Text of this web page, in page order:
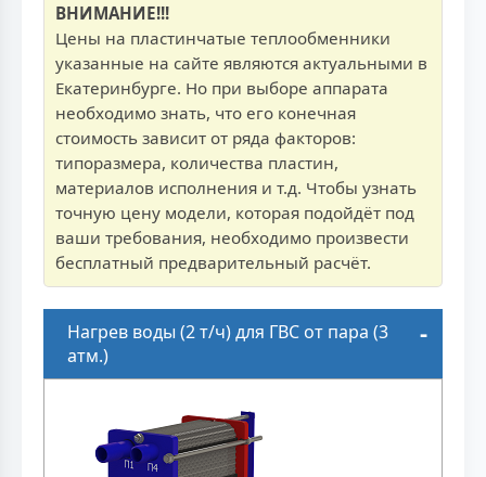
ВНИМАНИЕ!!!
Цены на пластинчатые теплообменники
указанные на сайте являются актуальными в
Екатеринбурге. Но при выборе аппарата
необходимо знать, что его конечная
стоимость зависит от ряда факторов:
типоразмера, количества пластин,
материалов исполнения и т.д. Чтобы узнать
точную цену модели, которая подойдёт под
ваши требования, необходимо произвести
бесплатный предварительный расчёт.
Нагрев воды (2 т/ч) для ГВС от пара (3
атм.)